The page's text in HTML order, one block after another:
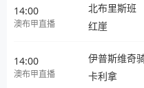
14:00
澳布甲直播
北布里斯班
红崖
14:00
澳布甲直播
伊普斯维奇
卡利拿